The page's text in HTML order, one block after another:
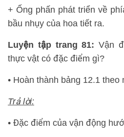
+ Ống phấn phát triển về
bầu nhụy của hoa tiết ra.
Luyện tập trang 81: Vận
thực vật có đặc điểm gì?
• Hoàn thành bảng 12.1 theo
Trả lời:
• Đặc điểm của vận động